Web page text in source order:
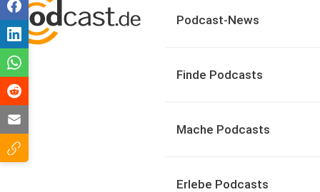
Podcast-News
Finde Podcasts
Mache Podcasts
Erlebe Podcasts